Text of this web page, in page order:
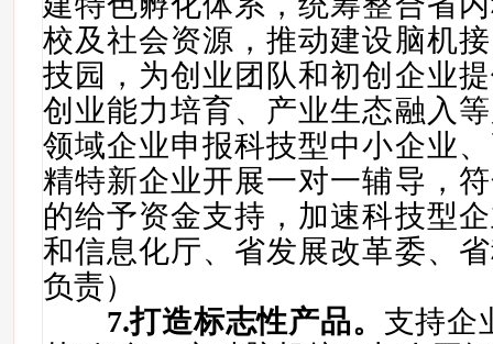
校及社会资源，推动建设脑机
技园，为创业团队和初创企业
创业能力培育、产业生态融入
领域企业申报科技型中小企业
精特新企业开展一对一辅导，
的给予资金支持 ，加速科技型
和信息化厅、省发展改革委、
负责）
7.打造标志性产品。 支持企